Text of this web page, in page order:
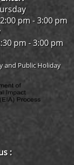
pm - 3:00 pm
pm - 3:00 pm
and Public Holiday
: